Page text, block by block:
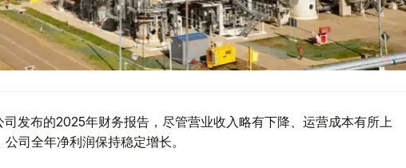
发布的2025年财务报告，尽管营业收入略有下降、运营成本有所上
司全年净利润保持稳定增长。